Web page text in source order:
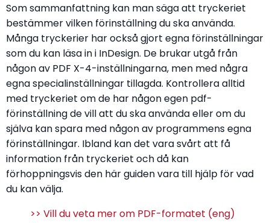
Som sammanfattning kan man säga att tryckeriet
bestämmer vilken förinställning du ska använda.
Många tryckerier har också gjort egna förinställningar
som du kan läsa in i InDesign. De brukar utgå från
någon av PDF X-4-inställningarna, men med några
egna specialinställningar tillagda. Kontrollera alltid
med tryckeriet om de har någon egen pdf-
förinställning de vill att du ska använda eller om du
själva kan spara med någon av programmens egna
förinställningar. Ibland kan det vara svårt att få
information från tryckeriet och då kan
förhoppningsvis den här guiden vara till hjälp för vad
du kan välja.
>> Vill du veta mer om PDF-formatet (eng)